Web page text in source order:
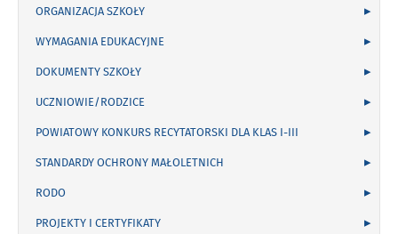
ORGANIZACJA SZKOŁY
WYMAGANIA EDUKACYJNE
DOKUMENTY SZKOŁY
UCZNIOWIE/RODZICE
POWIATOWY KONKURS RECYTATORSKI DLA KLAS I-III
STANDARDY OCHRONY MAŁOLETNICH
RODO
PROJEKTY I CERTYFIKATY